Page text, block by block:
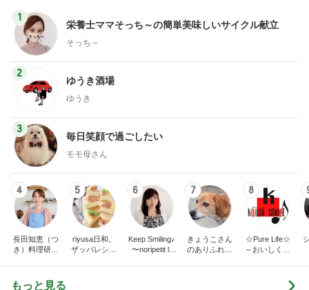
1
栄養士ママそっち～の簡単美味しいサイクル献立
そっち～
2
ゆうき酒場
ゆうき
3
毎日笑顔で過ごしたい
モモ母さん
4
長田知恵（つ
き）料理研究
キッチンアイ
5
riyusa日和。
ザッパレシピ
6
Keep Smiling♪
〜noripetit lif
7
きょうこさん
のありふれた
8
☆Pure Life☆
～おいしく、
もっと見る